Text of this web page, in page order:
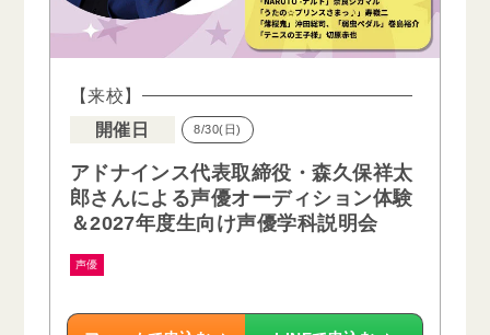
【来校】
開催日
8/30(日)
アドナインス代表取締役・森久保祥太
郎さんによる声優オーディション体験
＆2027年度生向け声優学科説明会
声優